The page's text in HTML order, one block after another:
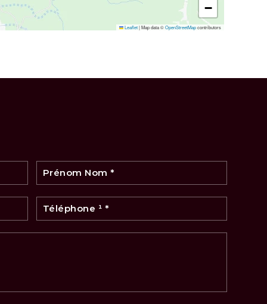
−
Leaflet|Map data ©OpenStreetMapcontributors